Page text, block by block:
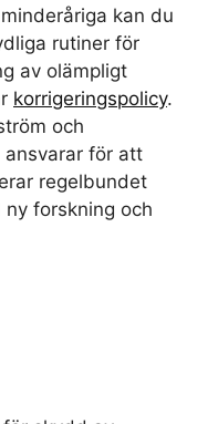
kan du
rutiner för
av olämpligt
korrigeringspolicy.
och
ansvarar för att
regelbundet
forskning och